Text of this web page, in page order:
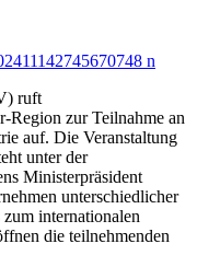
ruft
Region zur Teilnahme an
auf. Die Veranstaltung
unter der
Ministerpräsident
unterschiedlicher
internationalen
die teilnehmenden